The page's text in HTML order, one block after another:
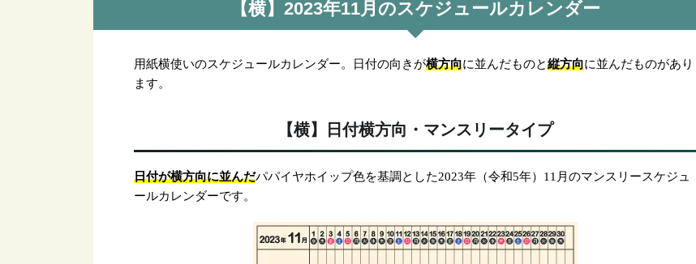
【横】2023年11月のスケジュールカレンダー
用紙横使いのスケジュールカレンダー。日付の向きが横方向に並んだものと縦方向に並んだものがあり
ます。
【横】日付横方向・マンスリータイプ
日付が横方向に並んだパパイヤホイップ色を基調とした2023年（令和5年）11月のマンスリースケジュ
ールカレンダーです。